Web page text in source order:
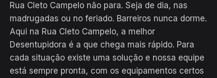
Rua Cleto Campelo não para. Seja de dia, nas
madrugadas ou no feriado. Barreiros nunca dorme.
Aqui na Rua Cleto Campelo, a melhor
Desentupidora é a que chega mais rápido. Para
cada situação existe uma solução e nossa equipe
está sempre pronta, com os equipamentos certos